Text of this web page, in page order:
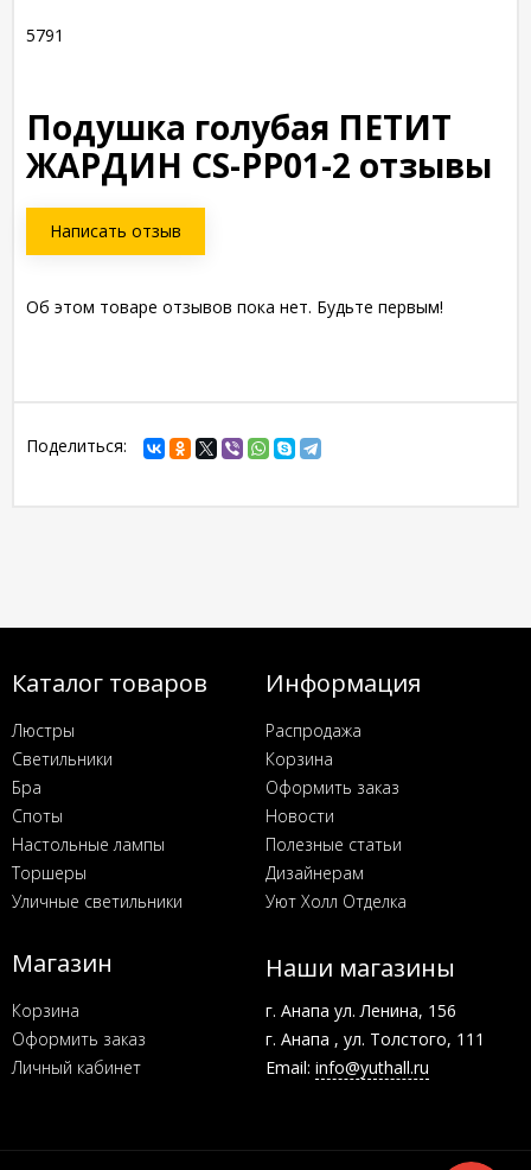
5791
Подушка голубая ПЕТИТ
ЖАРДИН CS-PP01-2 отзывы
Написать отзыв
Об этом товаре отзывов пока нет. Будьте первым!
Поделиться:
Каталог товаров
Люстры
Светильники
Бра
Споты
Настольные лампы
Торшеры
Уличные светильники
Информация
Распродажа
Корзина
Оформить заказ
Новости
Полезные статьи
Дизайнерам
Уют Холл Отделка
Магазин
Корзина
Оформить заказ
Личный кабинет
Наши магазины
г. Анапа ул. Ленина, 156
г. Анапа , ул. Толстого, 111
Email: info@yuthall.ru